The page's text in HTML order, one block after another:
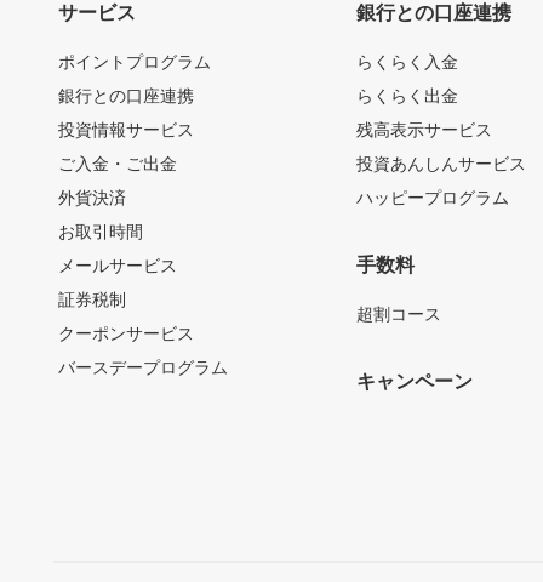
サービス
ポイントプログラム
銀行との口座連携
投資情報サービス
ご入金・ご出金
外貨決済
お取引時間
メールサービス
証券税制
クーポンサービス
バースデープログラム
銀行との口座連携
らくらく入金
らくらく出金
残高表示サービス
投資あんしんサービス
ハッピープログラム
手数料
超割コース
キャンペーン